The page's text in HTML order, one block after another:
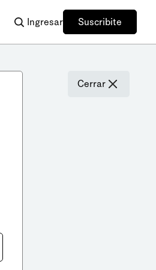
Ingresar Suscribite
Cerrar